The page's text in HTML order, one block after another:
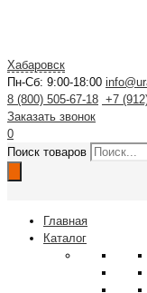
Хабаровск
Пн-Сб: 9:00-18:00
8 (800) 505-67-18 +7
Заказать звонок
0
Поиск товаров
Главная
Каталог